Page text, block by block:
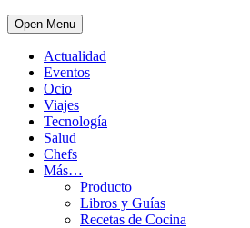
Open Menu
Actualidad
Eventos
Ocio
Viajes
Tecnología
Salud
Chefs
Más…
Producto
Libros y Guías
Recetas de Cocina